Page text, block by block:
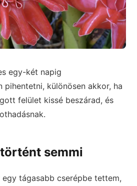
egy-két napig
pihentetni, különösen akkor, ha
felület kissé beszárad, és
semmi
tágasabb cserépbe tettem,